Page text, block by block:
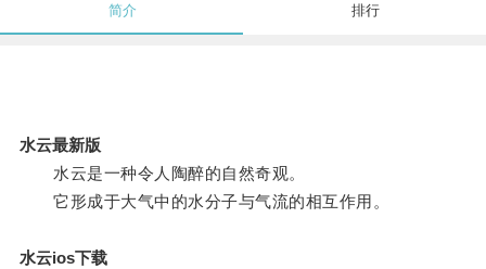
简介 排行
水云最新版
水云是一种令人陶醉的自然奇观。
它形成于大气中的水分子与气流的相互作用。
水云ios下载